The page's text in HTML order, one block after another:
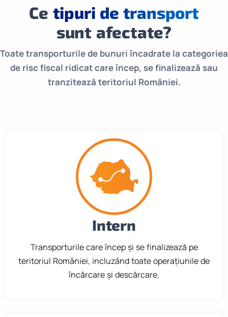
Ce tipuri de transport
sunt afectate?
Toate transporturile de bunuri încadrate la categoriea
de risc fiscal ridicat care încep, se finalizează sau
tranzitează teritoriul României.
Intern
Transporturile care încep și se finalizează pe
teritoriul României, incluzând toate operațiunile de
încărcare și descărcare.